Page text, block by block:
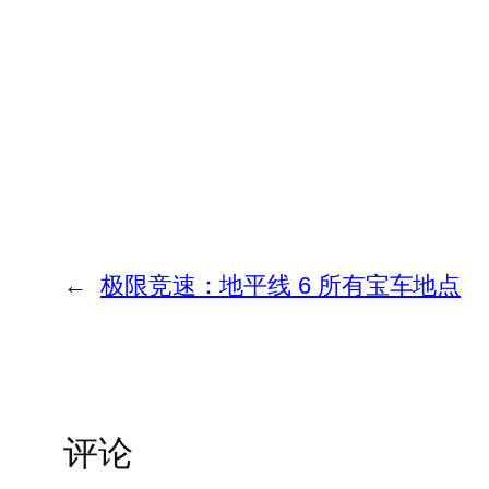
← 极限竞速：地平线 6 所有宝车地点
评论